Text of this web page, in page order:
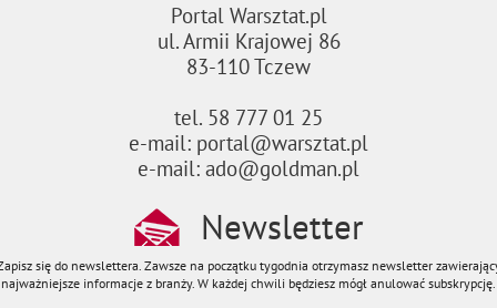
Portal Warsztat.pl
ul. Armii Krajowej 86
83-110 Tczew
tel. 58 777 01 25
e-mail: portal@warsztat.pl
e-mail: ado@goldman.pl
Newsletter
się do newslettera. Zawsze na początku tygodnia otrzymasz newsletter
najważniejsze informacje z branży. W każdej chwili będziesz mógł anulować subskrypcję.